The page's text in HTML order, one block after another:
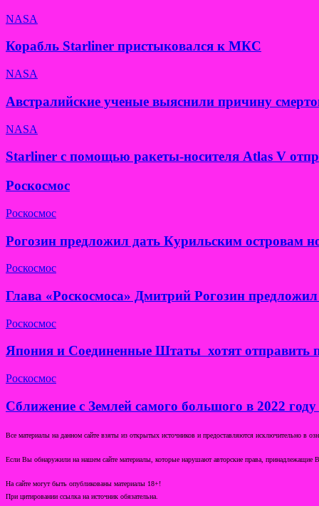
NASA
Корабль Starliner пристыковался к МКС
NASA
Австралийские ученые выяснили причину
NASA
Starliner с помощью ракеты-носителя Atlas V
Роскосмос
Роскосмос
Рогозин предложил дать Курильским островам
Роскосмос
Глава «Роскосмоса» Дмитрий Рогозин
Роскосмос
Япония и Соединенные Штаты хотят отправить
Роскосмос
Сближение с Землей самого большого в 2022
Все материалы на данном сайте взяты из открытых источников и предоставляются исключительно в
Если Вы обнаружили на нашем сайте материалы, которые нарушают авторские права, принадлежащие
На сайте могут быть опубликованы материалы 18+!
При цитировании ссылка на источник обязательна.